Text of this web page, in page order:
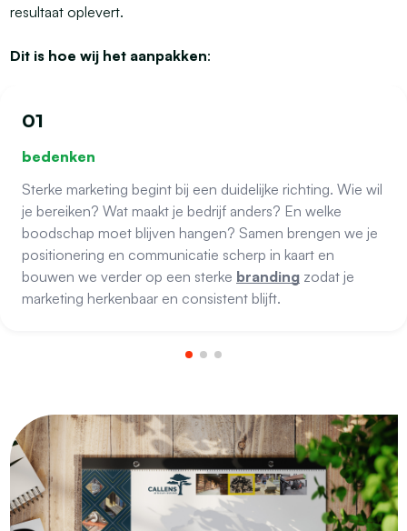
resultaat oplevert.
Dit is hoe wij het aanpakken:
01
bedenken
Sterke marketing begint bij een duidelijke richting. Wie wil
je bereiken? Wat maakt je bedrijf anders? En welke
boodschap moet blijven hangen? Samen brengen we je
positionering en communicatie scherp in kaart en
bouwen we verder op een sterke branding zodat je
marketing herkenbaar en consistent blijft.